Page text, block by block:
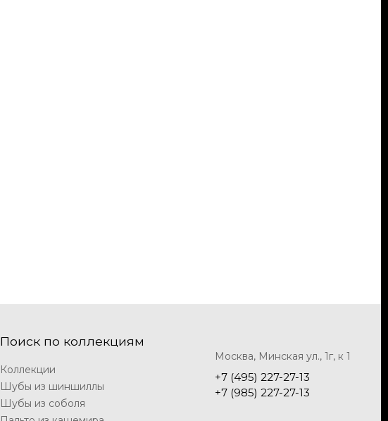
Поиск по коллекциям
Коллекции
Шубы из шиншиллы
Шубы из соболя
Москва, Минская ул., 1г, к 1
+7 (495) 227-27-13
+7 (985) 227-27-13